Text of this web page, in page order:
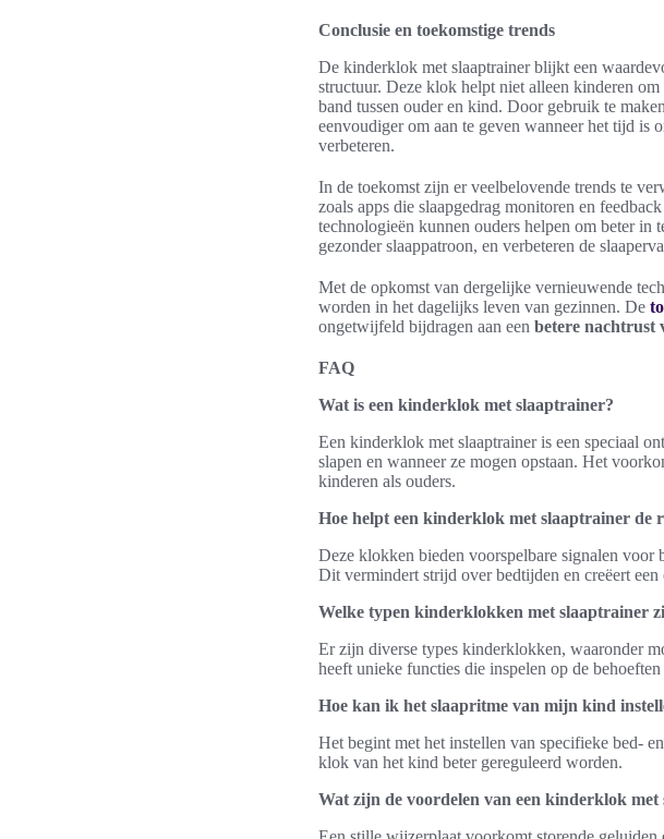
Conclusie en toekomstige trends
De kinderklok met slaaptrainer blijkt een
structuur. Deze klok helpt niet alleen kinderen
band tussen ouder en kind. Door gebruik te
eenvoudiger om aan te geven wanneer het tijd is
verbeteren.
In de toekomst zijn er veelbelovende trends te
zoals apps die slaapgedrag monitoren en
technologieën kunnen ouders helpen om beter in
gezonder slaappatroon, en verbeteren de
Met de opkomst van dergelijke vernieuwende
worden in het dagelijks leven van gezinnen. De
ongetwijfeld bijdragen aan een betere nachtrust
FAQ
Wat is een kinderklok met slaaptrainer?
Een kinderklok met slaaptrainer is een speciaal
slapen en wanneer ze mogen opstaan. Het
kinderen als ouders.
Hoe helpt een kinderklok met slaaptrainer de
Deze klokken bieden voorspelbare signalen voor
Dit vermindert strijd over bedtijden en creëert een
Welke typen kinderklokken met slaaptrainer
Er zijn diverse types kinderklokken, waaronder
heeft unieke functies die inspelen op de
Hoe kan ik het slaapritme van mijn kind
Het begint met het instellen van specifieke bed-
klok van het kind beter gereguleerd worden.
Wat zijn de voordelen van een kinderklok